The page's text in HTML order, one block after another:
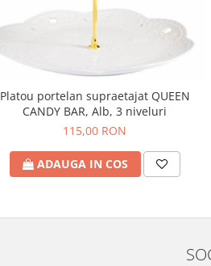
Platou portelan supraetajat QUEEN
CANDY BAR, Alb, 3 niveluri
115,00 RON
ADAUGA IN COS